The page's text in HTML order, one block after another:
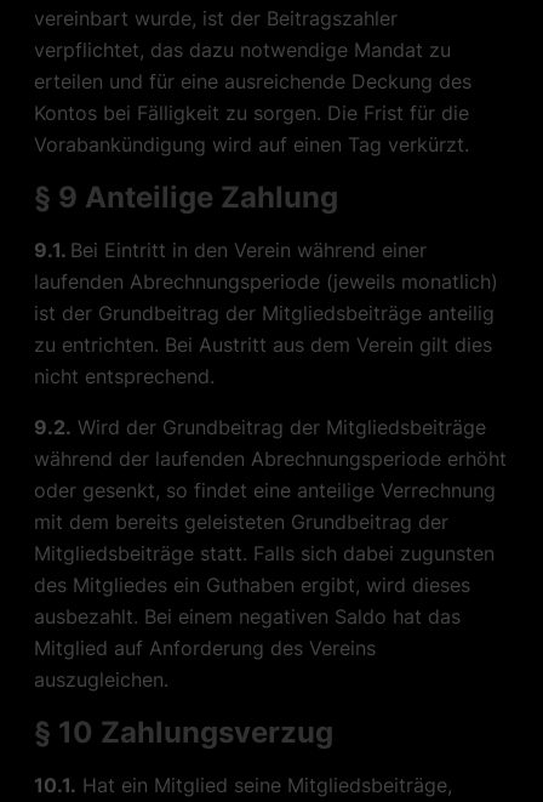
vereinbart wurde, ist der Beitragszahler
verpflichtet, das dazu notwendige Mandat zu
erteilen und für eine ausreichende Deckung des
Kontos bei Fälligkeit zu sorgen. Die Frist für die
Vorabankündigung wird auf einen Tag verkürzt.
§ 9 Anteilige Zahlung
9.1. Bei Eintritt in den Verein während einer
laufenden Abrechnungsperiode (jeweils monatlich)
ist der Grundbeitrag der Mitgliedsbeiträge anteilig
zu entrichten. Bei Austritt aus dem Verein gilt dies
nicht entsprechend.
9.2. Wird der Grundbeitrag der Mitgliedsbeiträge
während der laufenden Abrechnungsperiode erhöht
oder gesenkt, so findet eine anteilige Verrechnung
mit dem bereits geleisteten Grundbeitrag der
Mitgliedsbeiträge statt. Falls sich dabei zugunsten
des Mitgliedes ein Guthaben ergibt, wird dieses
ausbezahlt. Bei einem negativen Saldo hat das
Mitglied auf Anforderung des Vereins
auszugleichen.
§ 10 Zahlungsverzug
10.1. Hat ein Mitglied seine Mitgliedsbeiträge,